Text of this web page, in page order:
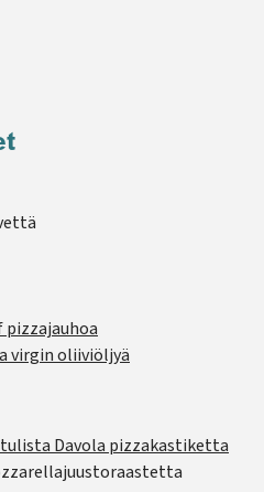
pizzajauhoa
virgin oliiviöljyä
tulista Davola pizzakastiketta